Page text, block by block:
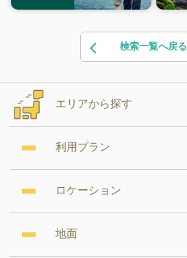
検索一覧へ戻る
エリアから探す
利用プラン
ロケーション
地面